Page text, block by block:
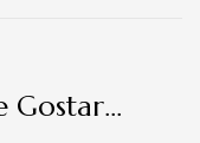
Gostar...